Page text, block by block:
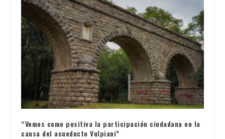
“Vemos como positiva la participación ciudadana en la
causa del acueducto Vulpiani”